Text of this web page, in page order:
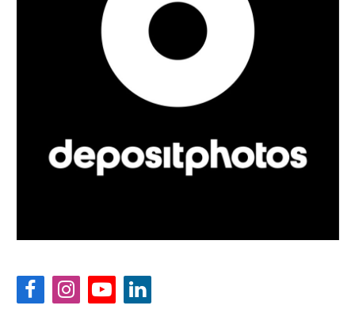
FacebookInstagramYouTubeLinkedIn